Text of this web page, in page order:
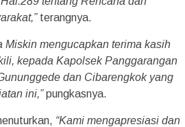
terangnya.
Miskin mengucapkan terima kasih
kepada Kapolsek Panggarangan
dan Cibarengkok yang
ini,”pungkasnya.
“Kami mengapresiasi dan